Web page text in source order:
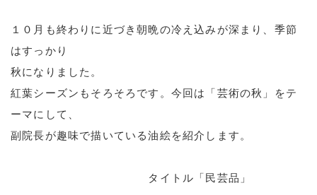
１０月も終わりに近づき朝晩の冷え込みが深まり、季節
はすっかり
秋になりました。
紅葉シーズンもそろそろです。今回は「芸術の秋」をテ
ーマにして、
副院長が趣味で描いている油絵を紹介します。
タイトル「民芸品」